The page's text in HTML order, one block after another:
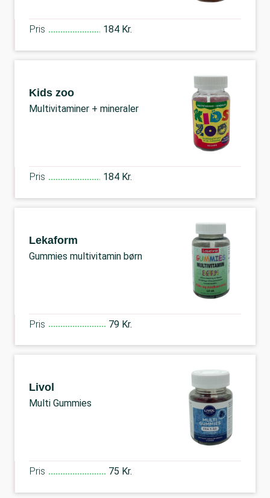
Pris 184 Kr.
Kids zoo
Multivitaminer + mineraler
Pris 184 Kr.
Lekaform
Gummies multivitamin børn
Pris 79 Kr.
Livol
Multi Gummies
Pris 75 Kr.